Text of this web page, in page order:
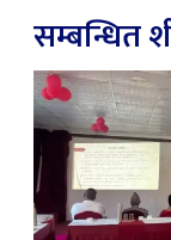
सम्बन्धित